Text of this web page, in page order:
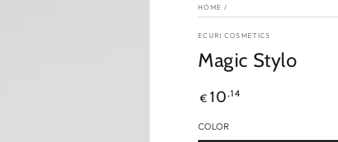
HOME /
ECURI COSMETICS
Magic Stylo
Reguliere
€ 10,14
COLOR